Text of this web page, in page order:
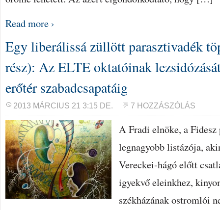
Read more ›
Egy liberálissá züllött parasztivadék
rész): Az ELTE oktatóinak
erőtér szabadcsapatáig
2013 MÁRCIUS 21 3:15 DE. 7 HOZZÁSZÓLÁS
A Fradi elnöke, a
legnagyobb listázója,
Vereckei-hágó előtt
igyekvő eleinkhez,
székházának ostromlói